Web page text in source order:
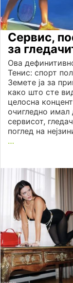
Сервис,
за
Ова
Тенис: спорт
Земете ја за
како што сте
целосна
очигледно имал
сервисот,
поглед на
…